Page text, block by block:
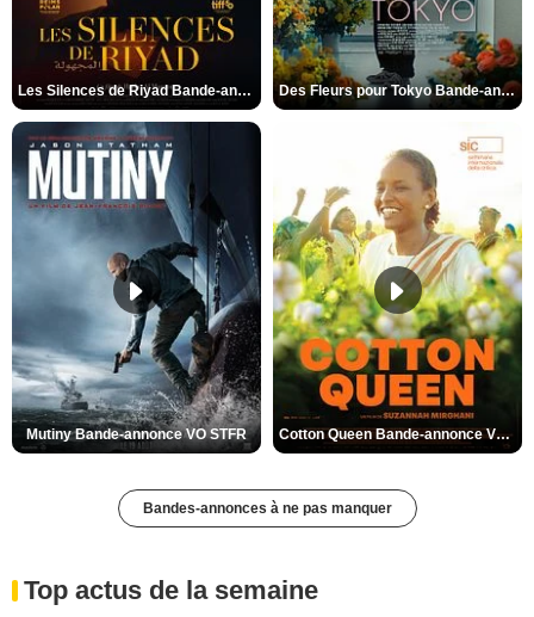
Les Silences de Riyad Bande-annonce VO STFR Des Fleurs pour Tokyo Bande-annonce VO STFR
Mutiny Bande-annonce VO STFR Cotton Queen Bande-annonce VO STFR
Bandes-annonces à ne pas manquer
Top actus de la semaine